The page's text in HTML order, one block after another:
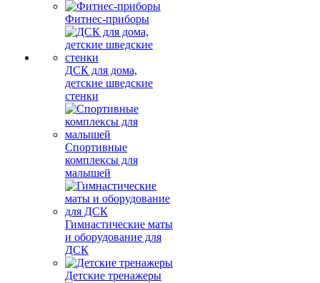
Фитнес-приборы
ДСК для дома,
детские шведские
стенки
Спортивные
комплексы для
малышей
Гимнастические маты
и оборудование для
ДСК
Детские тренажеры